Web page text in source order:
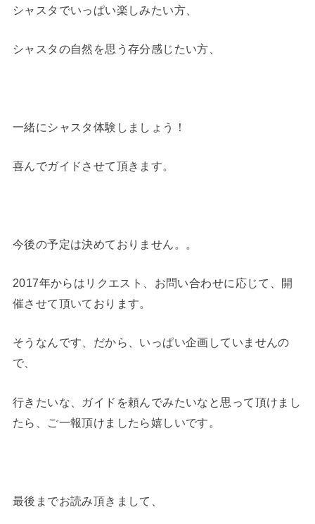
シャスタでいっぱい楽しみたい方、
シャスタの自然を思う存分感じたい方、
一緒にシャスタ体験しましょう！
喜んでガイドさせて頂きます。
今後の予定は決めておりません。。
2017年からはリクエスト、お問い合わせに応じて、開
催させて頂いております。
そうなんです、だから、いっぱい企画していませんの
で、
行きたいな、ガイドを頼んでみたいなと思って頂けまし
たら、ご一報頂けましたら嬉しいです。
最後までお読み頂きまして、